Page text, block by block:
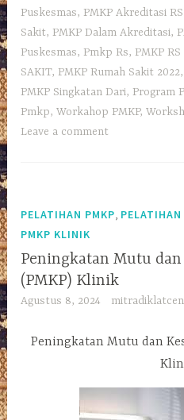
Puskesmas, PMKP Akreditasi RS
Sakit, PMKP Dalam Akreditasi,
Puskesmas, Pmkp Rs, PMKP
SAKIT, PMKP Rumah Sakit 2022,
PMKP Singkatan Dari, Program
Pmkp,Workahop PMKP,
Leave a comment
PELATIHAN PMKP
PMKP KLINIK
Peningkatan Mutu
(PMKP) Klinik
Agustus 8, 2024
Peningkatan Mutu dan